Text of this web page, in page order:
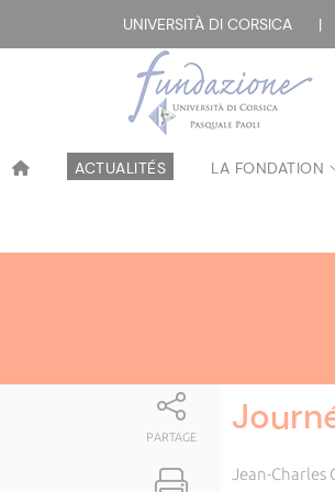
UNIVERSITÀ DI CORSICA
ACTUALITÉS LA FONDATION
PARTAGE
Jean-